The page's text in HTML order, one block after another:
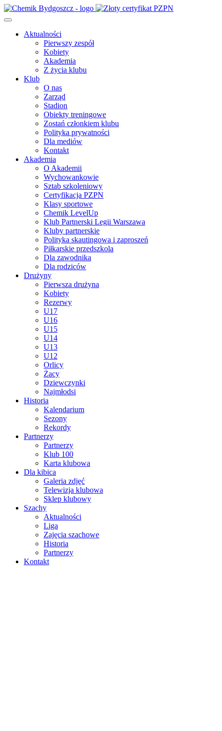
Aktualności
Pierwszy zespół
Kobiety
Akademia
Z życia klubu
Klub
O nas
Zarząd
Stadion
Obiekty treningowe
Zostań członkiem klubu
Polityka prywatności
Dla mediów
Kontakt
Akademia
O Akademii
Wychowankowie
Sztab szkoleniowy
Certyfikacja PZPN
Klasy sportowe
Chemik LevelUp
Klub Partnerski Legii Warszawa
Kluby partnerskie
Polityka skautingowa i zaproszeń
Piłkarskie przedszkola
Dla zawodnika
Dla rodziców
Drużyny
Pierwsza drużyna
Kobiety
Rezerwy
U17
U16
U15
U14
U13
U12
Orlicy
Żacy
Dziewczynki
Najmłodsi
Historia
Kalendarium
Sezony
Rekordy
Partnerzy
Partnerzy
Klub 100
Karta klubowa
Dla kibica
Galeria zdjęć
Telewizja klubowa
Sklep klubowy
Szachy
Aktualności
Liga
Zajęcia szachowe
Historia
Partnerzy
Kontakt